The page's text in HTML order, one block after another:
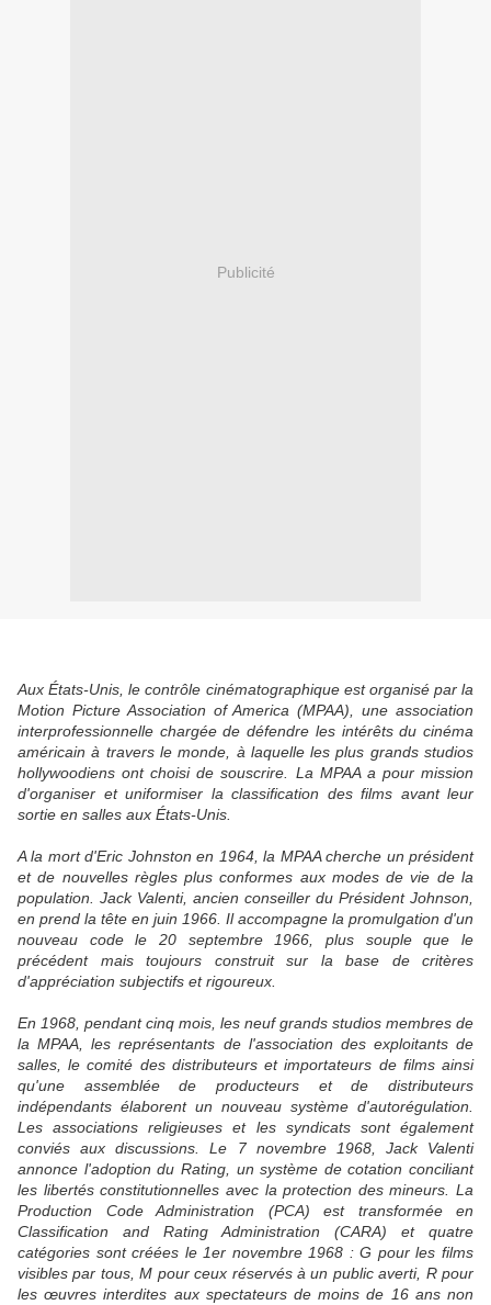
Publicité
Aux États-Unis, le contrôle cinématographique est organisé par la
Motion Picture Association of America (MPAA), une association
interprofessionnelle chargée de défendre les intérêts du cinéma
américain à travers le monde, à laquelle les plus grands studios
hollywoodiens ont choisi de souscrire. La MPAA a pour mission
d'organiser et uniformiser la classification des films avant leur
sortie en salles aux États-Unis.
A la mort d'Eric Johnston en 1964, la MPAA cherche un président
et de nouvelles règles plus conformes aux modes de vie de la
population. Jack Valenti, ancien conseiller du Président Johnson,
en prend la tête en juin 1966. Il accompagne la promulgation d'un
nouveau code le 20 septembre 1966, plus souple que le
précédent mais toujours construit sur la base de critères
d'appréciation subjectifs et rigoureux.
En 1968, pendant cinq mois, les neuf grands studios membres de
la MPAA, les représentants de l'association des exploitants de
salles, le comité des distributeurs et importateurs de films ainsi
qu'une assemblée de producteurs et de distributeurs
indépendants élaborent un nouveau système d'autorégulation.
Les associations religieuses et les syndicats sont également
conviés aux discussions. Le 7 novembre 1968, Jack Valenti
annonce l'adoption du Rating, un système de cotation conciliant
les libertés constitutionnelles avec la protection des mineurs. La
Production Code Administration (PCA) est transformée en
Classification and Rating Administration (CARA) et quatre
catégories sont créées le 1er novembre 1968 : G pour les films
visibles par tous, M pour ceux réservés à un public averti, R pour
les œuvres interdites aux spectateurs de moins de 16 ans non